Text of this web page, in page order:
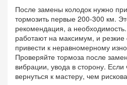
После замены колодок нужно
тормозить первые 200-300 км.
рекомендация, а
работают на максимум, и резкие
привести к неравномерному
Проверяйте тормоза после
вибрации, увода в сторону.
вернуться к мастеру, чем